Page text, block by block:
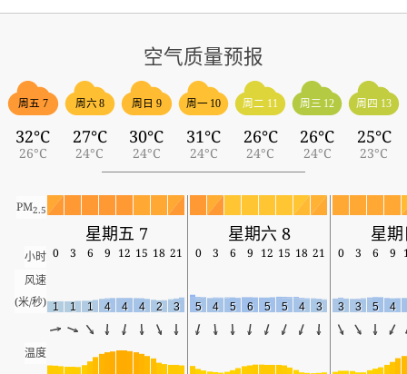
空气质量预报
周五 7
32°C
26°C
周六 8
27°C
24°C
周日 9
30°C
24°C
周一 10
31°C
24°C
周二 11
26°C
24°C
周三 12
26°C
24°C
周四 13
25°C
23°C
PM2.5
星期五 7 星期六 8 星
小时 0 3 6 9 12 15 18 21 0 3 6 9 12 15 18 21 0 3 6 9
风速
(米/秒) 1 1 1 4 4 4 2 3 5 4 5 6 5 5 4 3 3 3 5 4
温度